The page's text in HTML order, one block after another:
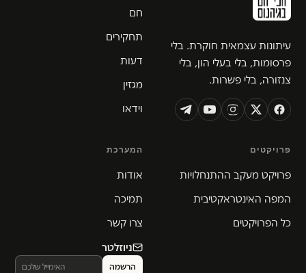
עיתונות עצמאית חוקרת. בלי
פרסומות, בלי בעלי הון, בלי
צנזורה, בלי פשרות.
חם
תחקירים
דעות
מגזין
וידאו
פרויקטים
פרויקט מעקב ההתנחלויות
המפה האינטראקטיבית
כל הפרויקטים
המערכת
אודות
תמיכה
צרו קשר
ניוזלטר